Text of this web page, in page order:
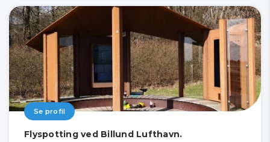
Se profil
Flyspotting ved Billund Lufthavn.